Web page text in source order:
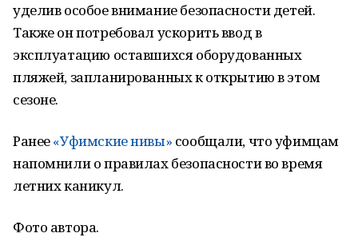
уделив особое внимание безопасности детей.
Также он потребовал ускорить ввод в
эксплуатацию оставшихся оборудованных
пляжей, запланированных к открытию в этом
сезоне.
Ранее«Уфимские нивы» сообщали, что уфимцам
напомнили о правилах безопасности во время
летних каникул.
Фото автора.